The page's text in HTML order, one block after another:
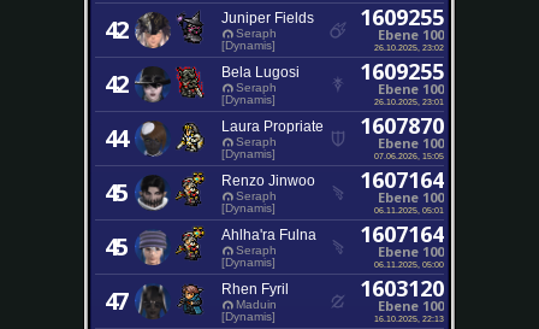
42 Juniper Fields
Seraph
[Dynamis]
1609255
Ebene 100
26.10.2025, 23:02
42 Bela Lugosi
Seraph
[Dynamis]
1609255
Ebene 100
26.10.2025, 23:01
44 Laura Propriate
Seraph
[Dynamis]
1607870
Ebene 100
07.06.2026, 15:05
45 Renzo Jinwoo
Seraph
[Dynamis]
1607164
Ebene 100
06.11.2025, 05:01
45 Ahlha'ra Fulna
Seraph
[Dynamis]
1607164
Ebene 100
06.11.2025, 05:00
47 Rhen Fyril
Maduin
[Dynamis]
1603120
Ebene 100
16.10.2025, 22:13